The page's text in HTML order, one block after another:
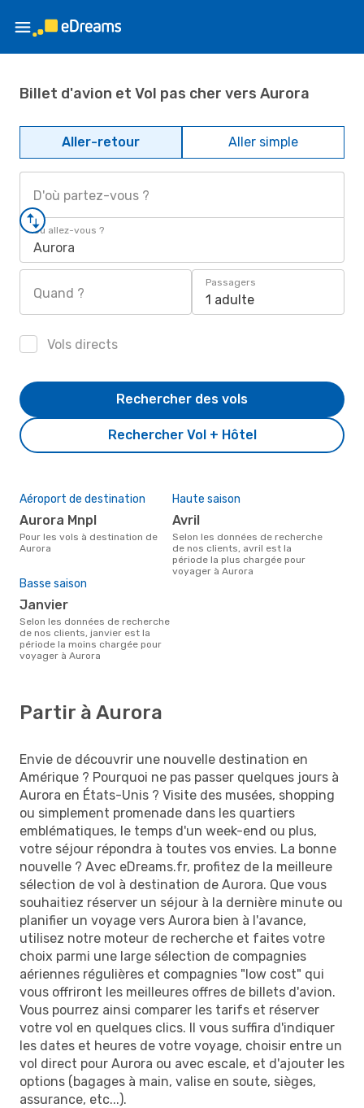
Billet d'avion et Vol pas cher vers Aurora
Aller-retour Aller simple
D'où partez-vous ?
Où allez-vous ?
Aurora
Quand ?
Passagers
1 adulte
Vols directs
Rechercher Vol + Hôtel
Rechercher des vols
Aéroport de destination
Aurora Mnpl
Pour les vols à destination de
Aurora
Haute saison
avril
Selon les données de recherche
de nos clients, avril est la
période la plus chargée pour
voyager à Aurora
Basse saison
janvier
Selon les données de recherche
de nos clients, janvier est la
période la moins chargée pour
voyager à Aurora
Partir à Aurora
Envie de découvrir une nouvelle destination en
Amérique ? Pourquoi ne pas passer quelques jours à
Aurora en États-Unis ? Visite des musées, shopping
ou simplement promenade dans les quartiers
emblématiques, le temps d'un week-end ou plus,
votre séjour répondra à toutes vos envies. La bonne
nouvelle ? Avec eDreams.fr, profitez de la meilleure
sélection de vol à destination de Aurora. Que vous
souhaitiez réserver un séjour à la dernière minute ou
planifier un voyage vers Aurora bien à l'avance,
utilisez notre moteur de recherche et faites votre
choix parmi une large sélection de compagnies
aériennes régulières et compagnies "low cost" qui
vous offriront les meilleures offres de billets d'avion.
Vous pourrez ainsi comparer les tarifs et réserver
votre vol en quelques clics. Il vous suffira d'indiquer
les dates et heures de votre voyage, choisir entre un
vol direct pour Aurora ou avec escale, et d'ajouter les
options (bagages à main, valise en soute, sièges,
assurance, etc...).